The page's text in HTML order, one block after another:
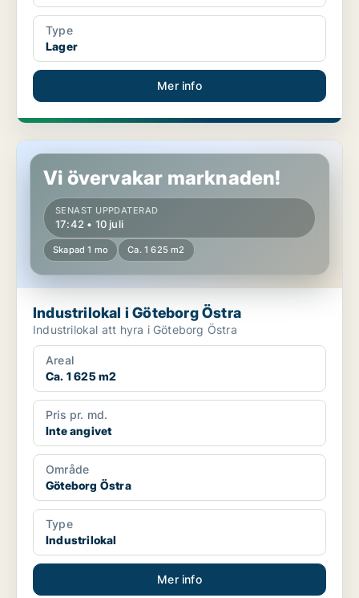
Type
Lager
Mer info
Industrilokal i Göteborg Östra
Vi övervakar marknaden!
SENAST UPPDATERAD
17:42 • 10 juli
Skapad 1 mo Ca. 1 625 m2
Industrilokal i Göteborg Östra
Industrilokal att hyra i Göteborg Östra
Areal
Ca. 1 625 m2
Pris pr. md.
Inte angivet
Område
Göteborg Östra
Type
Industrilokal
Mer info